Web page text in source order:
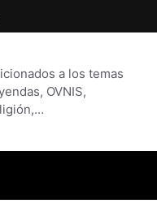
a los temas
OVNIS,